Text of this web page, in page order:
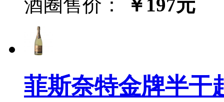
酒圈售价： ￥197元
菲斯奈特金牌半干